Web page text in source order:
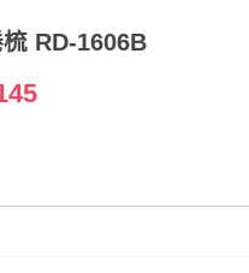
RD-1606B